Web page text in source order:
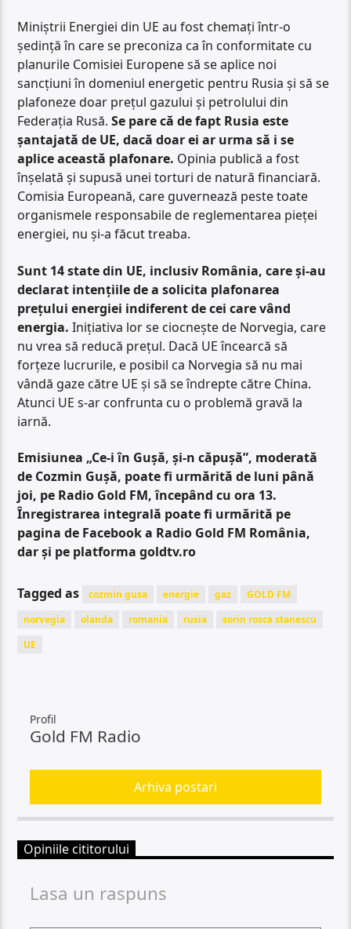
Miniștrii Energiei din UE au fost chemați într-o
ședință în care se preconiza ca în conformitate cu
planurile Comisiei Europene să se aplice noi
sancțiuni în domeniul energetic pentru Rusia și să se
plafoneze doar prețul gazului și petrolului din
Federația Rusă.Se pare că de fapt Rusia este
șantajată de UE, dacă doar ei ar urma să i se
aplice această plafonare. Opinia publică a fost
înșelată și supusă unei torturi de natură financiară.
Comisia Europeană, care guvernează peste toate
organismele responsabile de reglementarea pieței
energiei, nu și-a făcut treaba.
Sunt 14 state din UE, inclusiv România, care și-au
declarat intențiile de a solicita plafonarea
prețului energiei indiferent de cei care vând
energia. Inițiativa lor se ciocnește de Norvegia, care
nu vrea să reducă prețul. Dacă UE încearcă să
forțeze lucrurile, e posibil ca Norvegia să nu mai
vândă gaze către UE și să se îndrepte către China.
Atunci UE s-ar confrunta cu o problemă gravă la
iarnă.
Emisiunea „Ce-i în Gușă, și-n căpușă”, moderată
de Cozmin Gușă, poate fi urmărită de luni până
joi, pe Radio Gold FM, începând cu ora 13.
Înregistrarea integrală poate fi urmărită pe
pagina de Facebook a Radio Gold FM România,
dar și pe platforma goldtv.ro
Tagged as cozmin gusa energie gaz
GOLD FM
norvegia
olanda romania rusia
sorin rosca stanescu
UE
Profil
Gold FM Radio
Arhiva postari
Opiniile cititorului
Lasa un raspuns